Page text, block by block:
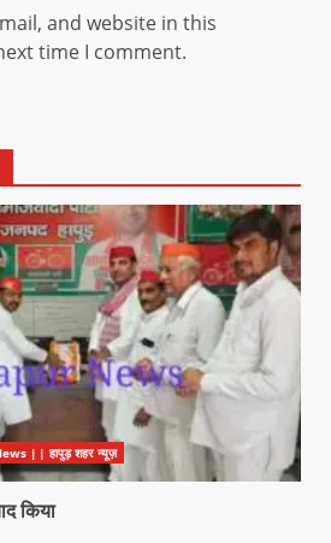
and website in this
time I comment.
|| हापुड़ शहर न्यूज़
किया